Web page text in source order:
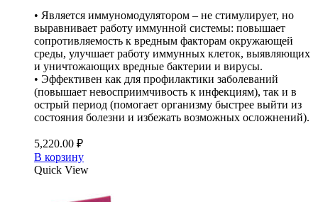
• Является иммуномодулятором – не стимулирует, но
выравнивает работу иммунной системы: повышает
сопротивляемость к вредным факторам окружающей
среды, улучшает работу иммунных клеток, выявляющих
и уничтожающих вредные бактерии и вирусы.
• Эффективен как для профилактики заболеваний
(повышает невосприимчивость к инфекциям), так и в
острый период (помогает организму быстрее выйти из
состояния болезни и избежать возможных осложнений).
5,220.00 ₽
В корзину
Quick View